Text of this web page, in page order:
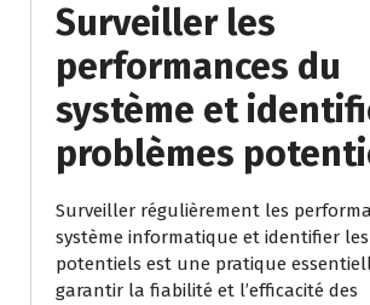
Surveiller les
performances du
système et
problèmes
Surveiller régulièrement les
système informatique et identifier
potentiels est une pratique
garantir la fiabilité et l’efficacité des